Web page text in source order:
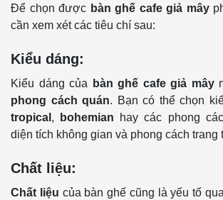
Để chọn được bàn ghế cafe giả mây
cần xem xét các tiêu chí sau:
Kiểu dáng:
Kiểu dáng của bàn ghế cafe giả mây
phong cách quán. Bạn có thể chọn
tropical , bohemian hay các phong
diện tích không gian và phong cách trang
Chất liệu:
Chất liệu của bàn ghế cũng là yếu tố